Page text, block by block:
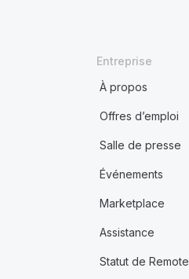
Entreprise
À propos
Offres d’emploi
Salle de presse
Événements
Marketplace
Assistance
Statut de Remote